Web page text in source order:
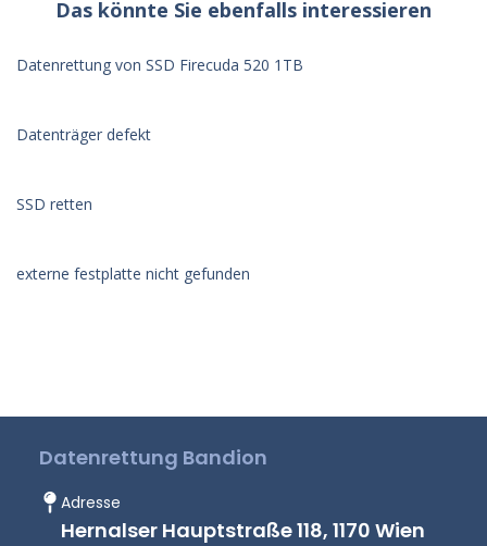
Das könnte Sie ebenfalls interessieren
Datenrettung von SSD Firecuda 520 1TB
Datenträger defekt
SSD retten
externe festplatte nicht gefunden
Datenrettung Bandion
Adresse
Hernalser Hauptstraße 118, 1170 Wien